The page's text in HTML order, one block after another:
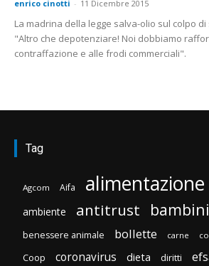
enrico cinotti - 11 Dicembre 2015
La madrina della legge salva-olio sul colpo
"Altro che depotenziare! Noi dobbiamo
contraffazione e alle frodi commerciali".
Tag
Agcom Aifa alimentazione
ambiente antitrust bambini
benessere animale bollette carne
Coop coronavirus dieta diritti